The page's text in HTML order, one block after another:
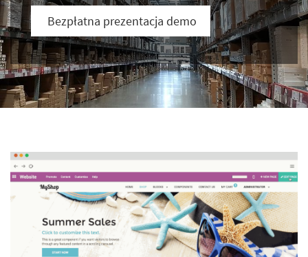
Bezpłatna prezentacja demo